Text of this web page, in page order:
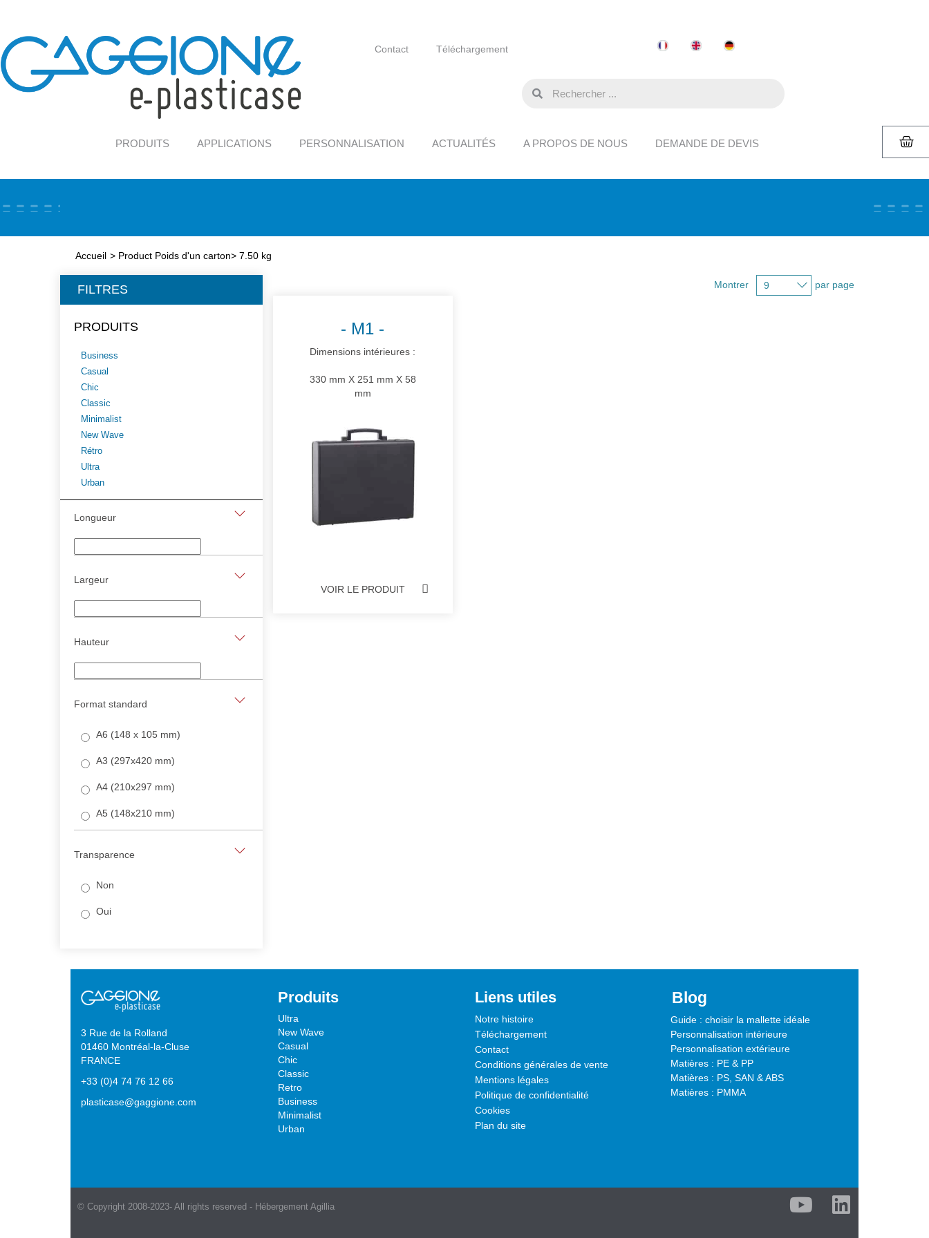
Contact Téléchargement
PRODUITS APPLICATIONS PERSONNALISATION ACTUALITÉS A PROPOS DE NOUS DEMANDE DE DEVIS
Accueil > Product Poids d'un carton> 7.50 kg
FILTRES
PRODUITS
Business
Casual
Chic
Classic
Minimalist
New Wave
Rétro
Ultra
Urban
Longueur
Largeur
Hauteur
Format standard
A6 (148 x 105 mm)
A3 (297x420 mm)
A4 (210x297 mm)
A5 (148x210 mm)
Transparence
Non
Oui
Montrer par page
M1
Dimensions intérieures :
330 mm X 251 mm X 58
mm
VOIR LE PRODUIT
3 Rue de la Rolland
01460 Montréal-la-Cluse
FRANCE
+33 (0)4 74 76 12 66
plasticase@gaggione.com
Produits
Ultra
New Wave
Casual
Chic
Classic
Retro
Business
Minimalist
Urban
Liens utiles
Notre histoire
Téléchargement
Contact
Conditions générales de vente
Mentions légales
Politique de confidentialité
Cookies
Plan du site
Blog
Guide : choisir la mallette idéale
Personnalisation intérieure
Personnalisation extérieure
Matières : PE & PP
Matières : PS, SAN & ABS
Matières : PMMA
© Copyright 2008-2023- All rights reserved - Hébergement Agillia